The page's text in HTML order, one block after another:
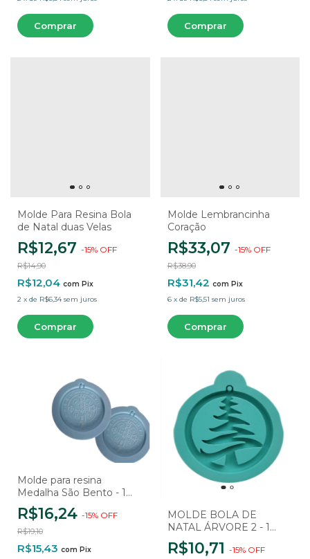
Molde Para Resina Bola
de Natal duas Velas
R$12,67 -15% OFF
R$14,90
R$12,04 com Pix
2 x de R$6,34 sem juros
Molde Lembrancinha
Coração
R$33,07 -15% OFF
R$38,90
R$31,42 com Pix
6 x de R$5,51 sem juros
Molde para resina
Medalha São Bento - 1
Cavidade
R$16,24 -15% OFF
R$19,10
R$15,43 com Pix
MOLDE BOLA DE
NATAL ÁRVORE 2 - 1
CAVIDADE
R$10,71 -15% OFF